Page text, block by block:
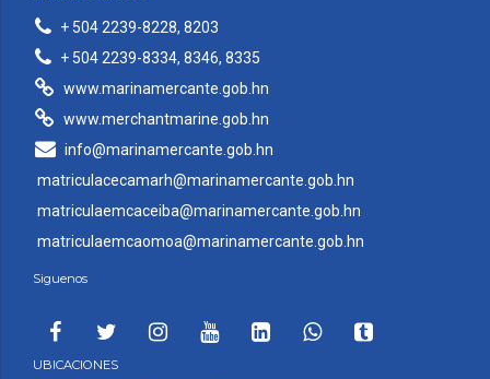
+ 504 2239-8228, 8203
+ 504 2239-8334, 8346, 8335
www.marinamercante.gob.hn
www.merchantmarine.gob.hn
info@marinamercante.gob.hn
matriculacecamarh@marinamercante.gob.hn
matriculaemcaceiba@marinamercante.gob.hn
matriculaemcaomoa@marinamercante.gob.hn
Siguenos
UBICACIONES